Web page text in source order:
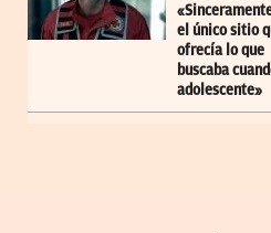
el único sitio
ofrecía lo que
buscaba
adolescente»